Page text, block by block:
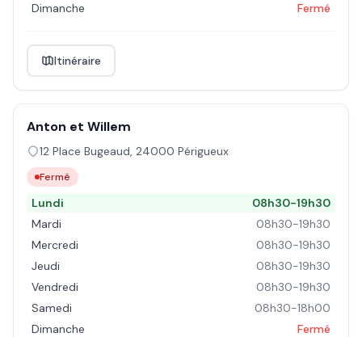
Dimanche
Fermé
Itinéraire
Anton et Willem
12 Place Bugeaud, 24000 Périgueux
Fermé
Lundi
08h30-19h30
Mardi
08h30-19h30
Mercredi
08h30-19h30
Jeudi
08h30-19h30
Vendredi
08h30-19h30
Samedi
08h30-18h00
Dimanche
Fermé